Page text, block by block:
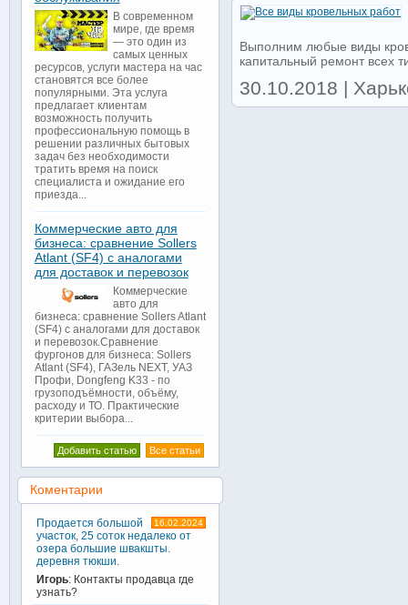
Выполним любые виды
капитальный ремонт всех
30.10.2018 |
В современном
мире, где время
— это один из
самых ценных
ресурсов, услуги мастера на час
становятся все более
популярными. Эта услуга
предлагает клиентам
возможность получить
профессиональную помощь в
решении различных бытовых
задач без необходимости
тратить время на поиск
специалиста и ожидание его
приезда...
Коммерческие авто для
бизнеса: сравнение Sollers
Atlant (SF4) с аналогами
для доставок и перевозок
Коммерческие
авто для
бизнеса: сравнение Sollers Atlant
(SF4) с аналогами для доставок
и перевозок.Сравнение
фургонов для бизнеса: Sollers
Atlant (SF4), ГАЗель NEXT, УАЗ
Профи, Dongfeng K33 - по
грузоподъёмности, объёму,
расходу и ТО. Практические
критерии выбора...
Все статьи
Добавить статью
Коментарии
16.02.2024
Продается большой
участок, 25 соток недалеко от
озера большие швакшты.
деревня тюкши.
Игорь: Контакты продавца где
узнать?